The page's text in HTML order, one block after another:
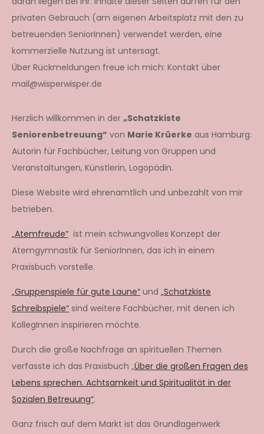
privaten Gebrauch (am eigenen Arbeitsplatz mit den zu
betreuenden SeniorInnen) verwendet werden, eine
kommerzielle Nutzung ist untersagt.
Über Rückmeldungen freue ich mich: Kontakt über
mail@wisperwisper.de
Herzlich willkommen in der „Schatzkiste
Seniorenbetreuung“ von Marie Krüerke aus Hamburg:
Autorin für Fachbücher, Leitung von Gruppen und
Veranstaltungen, Künstlerin, Logopädin.
Diese Website wird ehrenamtlich und unbezahlt von mir
betrieben.
„Atemfreude“ ist mein schwungvolles Konzept der
Atemgymnastik für SeniorInnen, das ich in einem
Praxisbuch vorstelle.
„Gruppenspiele für gute Laune“ und „Schatzkiste
Schreibspiele“ sind weitere Fachbücher, mit denen ich
KollegInnen inspirieren möchte.
Durch die große Nachfrage an spirituellen Themen
verfasste ich das Praxisbuch „Über die großen Fragen des
Lebens sprechen. Achtsamkeit und Spiritualität in der
Sozialen Betreuung“.
Ganz frisch auf dem Markt ist das Grundlagenwerk